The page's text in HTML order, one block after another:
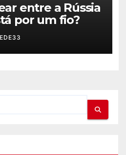
entre a Rússia
por um fio?